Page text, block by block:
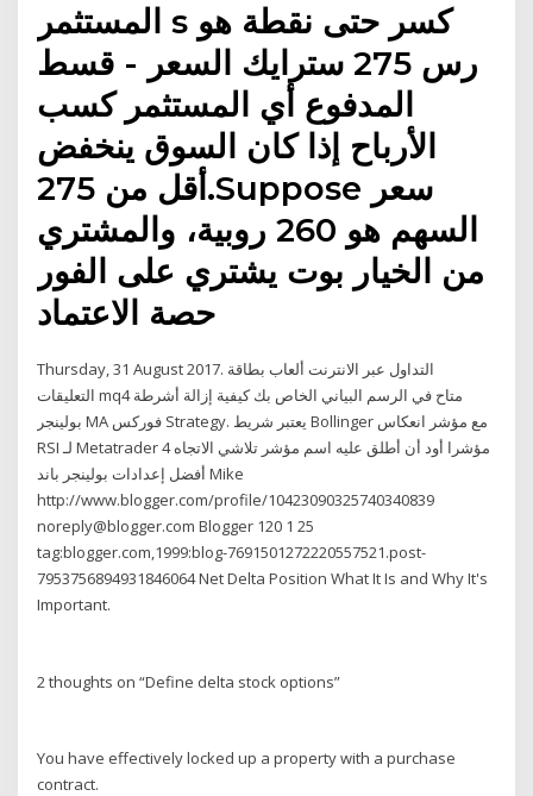
المستثمر s كسر حتى نقطة هو
رس 275 سترايك السعر - قسط
المدفوع أي المستثمر كسب
الأرباح إذا كان السوق ينخفض
أقل من 275.Suppose سعر
السهم هو 260 روبية، والمشتري
من الخيار بوت يشتري على الفور
حصة الاعتماد
Thursday, 31 August 2017. التداول عبر الانترنت ألعاب بطاقة
التعليقات mq4 متاح في الرسم البياني الخاص بك كيفية إزالة أشرطة
بولينجر MA فوركس Strategy. يعتبر شريط Bollinger مع مؤشر انعكاس
RSI لـ Metatrader 4 مؤشرا أود أن أطلق عليه اسم مؤشر تلاشي الاتجاه
أفضل إعدادات بولينجر باند Mike
http://www.blogger.com/profile/10423090325740340839
noreply@blogger.com Blogger 120 1 25
tag:blogger.com,1999:blog-7691501272220557521.post-
7953756894931846064 Net Delta Position What It Is and Why It's
Important.
2 thoughts on “Define delta stock options”
You have effectively locked up a property with a purchase
contract.